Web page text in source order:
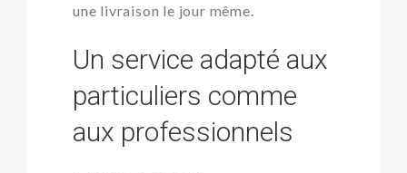
une livraison le jour même.
Un service adapté aux
particuliers comme
aux professionnels